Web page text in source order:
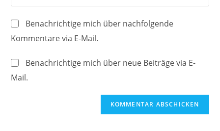
ein
zum
Kommentieren
deine
Website-
ein
Benachrichtige mich über nachfolgende
Kommentare via E-Mail.
Benachrichtige mich über neue Beiträge via E-
Mail.